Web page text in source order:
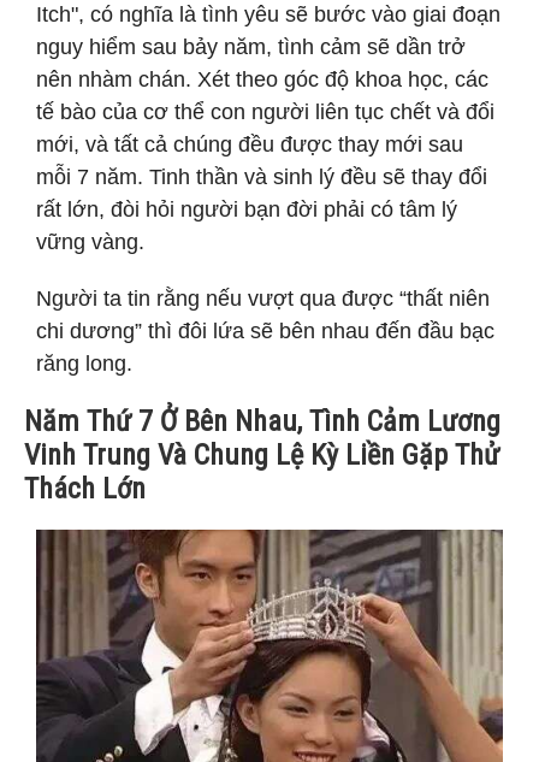
Itch", có nghĩa là tình yêu sẽ bước vào giai đoạn
nguy hiểm sau bảy năm, tình cảm sẽ dần trở
nên nhàm chán. Xét theo góc độ khoa học, các
tế bào của cơ thể con người liên tục chết và đổi
mới, và tất cả chúng đều được thay mới sau
mỗi 7 năm. Tinh thần và sinh lý đều sẽ thay đổi
rất lớn, đòi hỏi người bạn đời phải có tâm lý
vững vàng.
Người ta tin rằng nếu vượt qua được “thất niên
chi dương” thì đôi lứa sẽ bên nhau đến đầu bạc
răng long.
Năm Thứ 7 Ở Bên Nhau, Tình Cảm Lương
Vinh Trung Và Chung Lệ Kỳ Liền Gặp Thử
Thách Lớn